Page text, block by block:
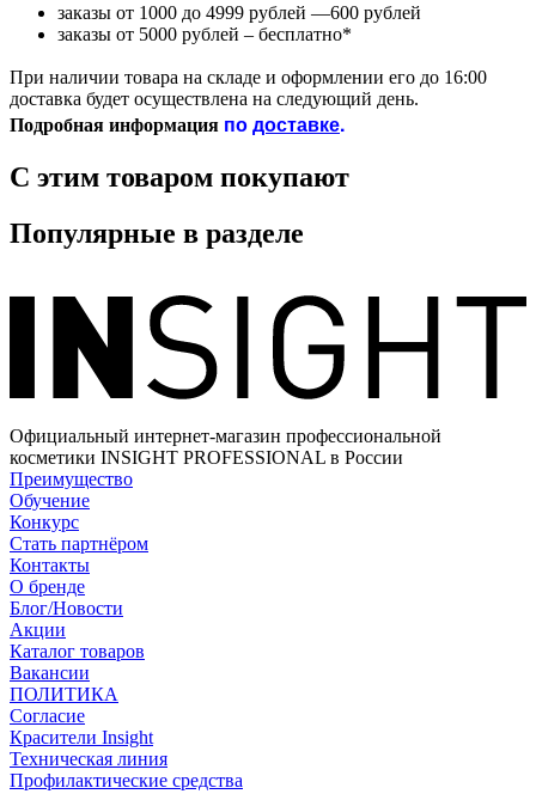
заказы от 1000 до 4999 рублей —600 рублей
заказы от 5000 рублей – бесплатно*
При наличии товара на складе и оформлении его до 16:00
доставка будет осуществлена на следующий день.
Подробная информация подоставке.
С этим товаром покупают
Популярные в разделе
Официальный интернет-магазин профессиональной
косметики INSIGHT PROFESSIONAL в России
Преимущество
Обучение
Конкурс
Стать партнёром
Контакты
О бренде
Блог/Новости
Акции
Каталог товаров
Вакансии
ПОЛИТИКА
Согласие
Краcители Insight
Техническая линия
Профилактические средства